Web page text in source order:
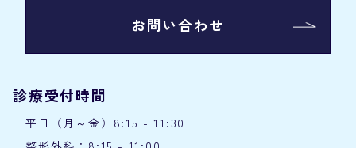
お問い合わせ
診療受付時間
平日（月～金）8:15 - 11:30